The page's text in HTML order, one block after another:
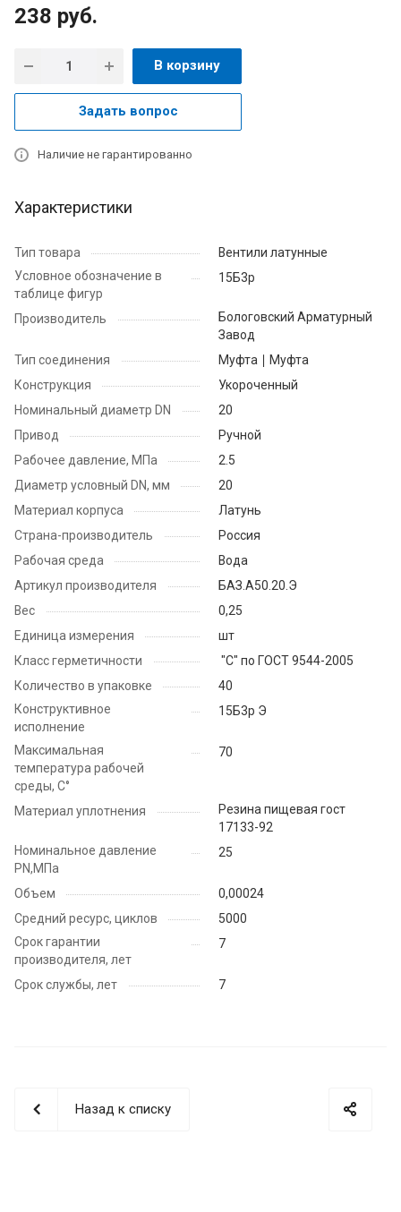
238 руб.
В корзину
Задать вопрос
Наличие не гарантированно
Характеристики
Тип товара
Вентили латунные
Условное обозначение в
таблице фигур
15Б3р
Производитель
Бологовский Арматурный
Завод
Тип соединения
Муфта ∣ Муфта
Конструкция
Укороченный
Номинальный диаметр DN
20
Привод
Ручной
Рабочее давление, МПа
2.5
Диаметр условный DN, мм
20
Материал корпуса
Латунь
Страна-производитель
Россия
Рабочая среда
Вода
Артикул производителя
БАЗ.А50.20.Э
Вес
0,25
Единица измерения
шт
Класс герметичности
"С" по ГОСТ 9544-2005
Количество в упаковке
40
Конструктивное
исполнение
15Б3р Э
Максимальная
температура рабочей
среды, С°
70
Материал уплотнения
Резина пищевая гост
17133-92
Номинальное давление
PN,МПа
25
Объем
0,00024
Средний ресурс, циклов
5000
Срок гарантии
производителя, лет
7
Срок службы, лет 7
Назад к списку